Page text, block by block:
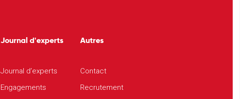
Journal d'experts
Journal d’experts
Engagements
Autres
Contact
Recrutement